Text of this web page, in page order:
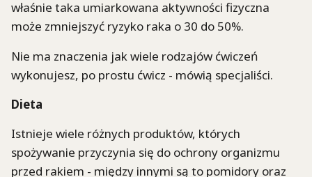
właśnie taka umiarkowana aktywności fizyczna
może zmniejszyć ryzyko raka o 30 do 50%.
Nie ma znaczenia jak wiele rodzajów ćwiczeń
wykonujesz, po prostu ćwicz - mówią specjaliści.
Dieta
Istnieje wiele różnych produktów, których
spożywanie przyczynia się do ochrony organizmu
przed rakiem - między innymi są to pomidory oraz